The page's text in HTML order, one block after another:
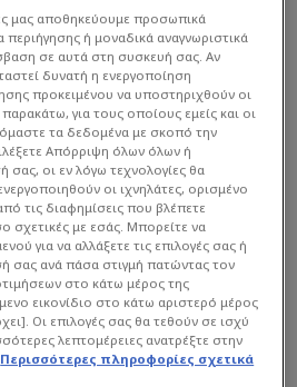
Kammeraad
Guimaraes
Santos Aguinaldo
μας αποθηκεύουμε προσωπικά
ή μοναδικά αναγνωριστικά
σε αυτά στη συσκευή σας. Αν
δυνατή η ενεργοποίηση
προκειμένου να υποστηριχθούν οι
για τους οποίους εμείς και οι
τα δεδομένα με σκοπό την
Απόρριψη όλων όλων ή
σας, οι εν λόγω τεχνολογίες θα
οι ιχνηλάτες, ορισμένο
τις διαφημίσεις που βλέπετε
σχετικές με εσάς. Μπορείτε να
για να αλλάξετε τις επιλογές σας ή
σας ανά πάσα στιγμή πατώντας τον
στο κάτω μέρος της
εικονίδιο στο κάτω αριστερό μέρος
Οι επιλογές σας θα τεθούν σε ισχύ
λεπτομέρειες ανατρέξτε στην
Περισσότερες πληροφορίες σχετικά